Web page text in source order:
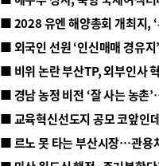
■ 2028 유엔 해양총회 개최지,
■ 외국인 선원 ‘인신매매 경유
■ 비위 논란 부산TP, 외부인사
■ 르노 못 타는 부산시장…관용